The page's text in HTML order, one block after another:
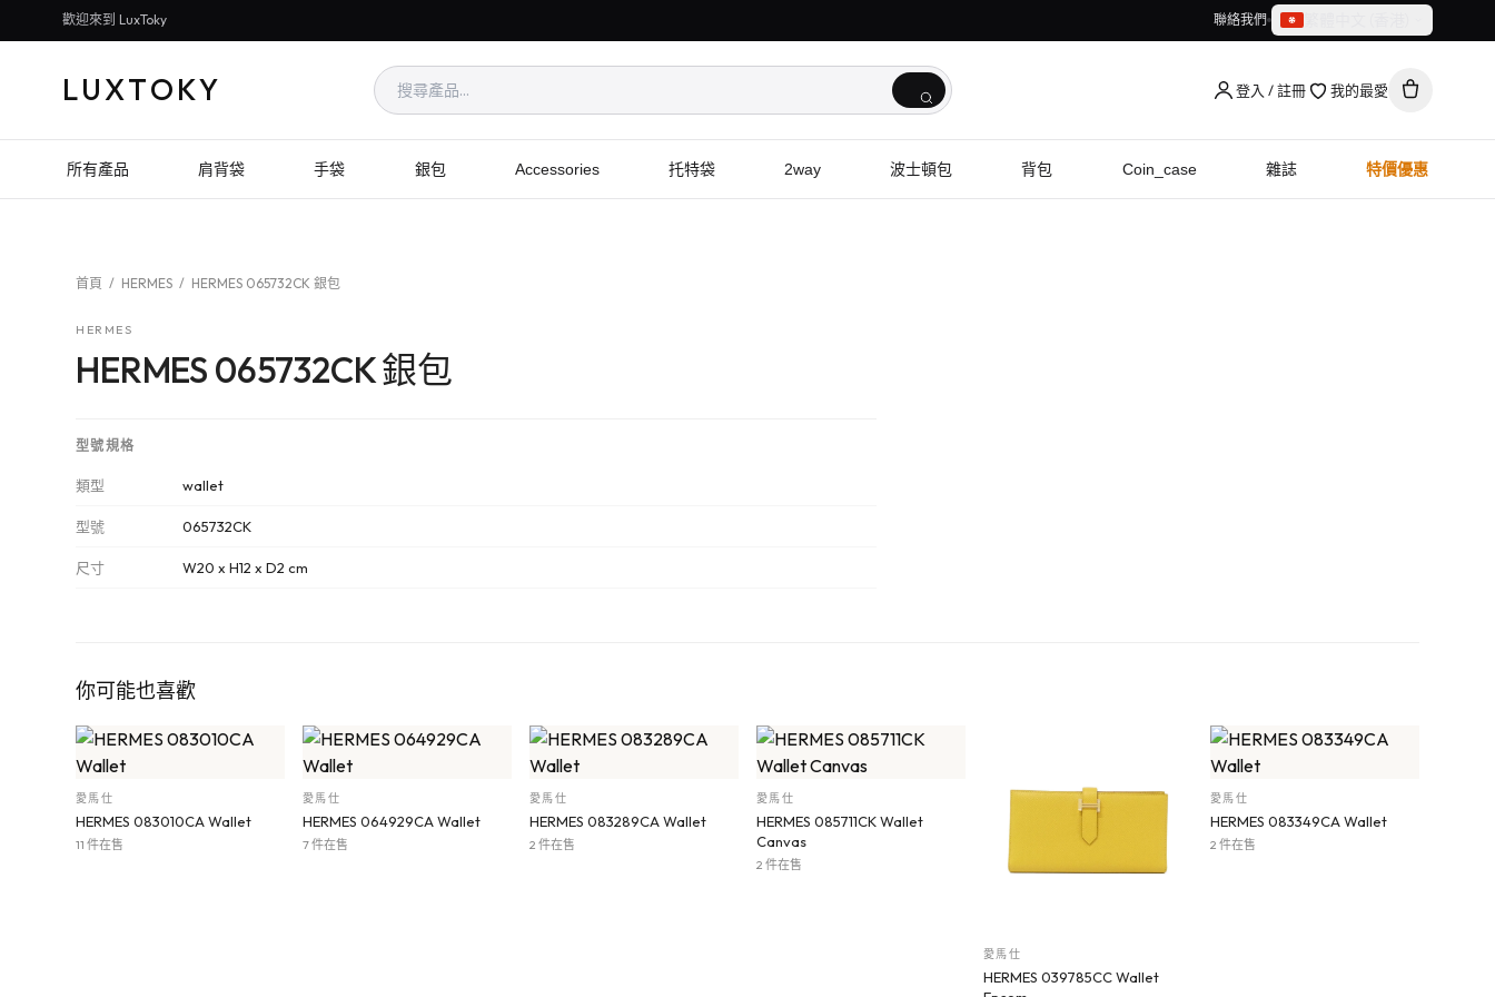
歡迎來到 LuxToky 聯絡我們
繁體中文（香港）
LUXTOKY 登入 / 註冊 我的最愛
所有產品 肩背袋 手袋 銀包 Accessories 托特袋 2way 波士頓包 背包 Coin_case 雜誌 特價優惠
首頁 / HERMES / HERMES 065732CK 銀包
HERMES
HERMES 065732CK 銀包
型號規格
類型 wallet
型號 065732CK
尺寸 W20 x H12 x D2 cm
你可能也喜歡
愛馬仕
HERMES 083010CA Wallet
11 件在售
愛馬仕
HERMES 064929CA Wallet
7 件在售
愛馬仕
HERMES 083289CA Wallet
2 件在售
愛馬仕
HERMES 085711CK Wallet
Canvas
2 件在售
愛馬仕
HERMES 039785CC Wallet
愛馬仕
HERMES 083349CA Wallet
2 件在售